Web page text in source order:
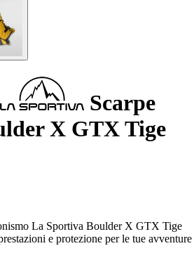
Scarpe
X GTX Tige
La Sportiva Boulder X GTX Tige
e protezione per le tue avventure